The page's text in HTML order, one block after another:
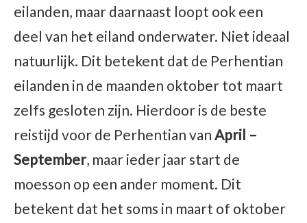
eilanden, maar daarnaast loopt ook een
deel van het eiland onderwater. Niet ideaal
natuurlijk. Dit betekent dat de Perhentian
eilanden in de maanden oktober tot maart
zelfs gesloten zijn. Hierdoor is de beste
reistijd voor de Perhentian van April –
September, maar ieder jaar start de
moesson op een ander moment. Dit
betekent dat het soms in maart of oktober